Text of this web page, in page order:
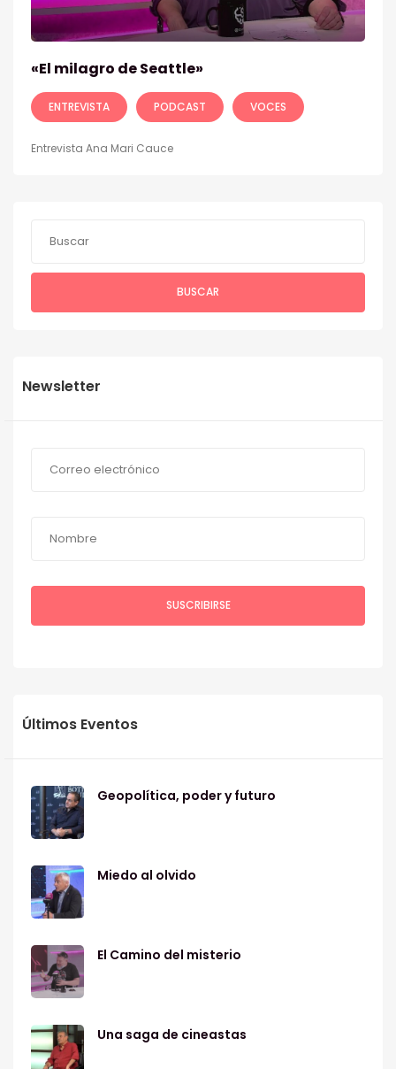
«El milagro de Seattle»
ENTREVISTA PODCAST VOCES
Entrevista Ana Mari Cauce
BUSCAR
Newsletter
Últimos Eventos
Geopolítica, poder y futuro
Miedo al olvido
El Camino del misterio
Una saga de cineastas